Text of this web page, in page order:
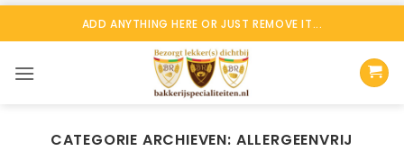
naar
ADD ANYTHING HERE OR JUST REMOVE IT...
CATEGORIE ARCHIEVEN: ALLERGEENVRIJ